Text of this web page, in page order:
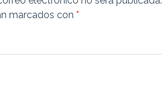
marcados con *